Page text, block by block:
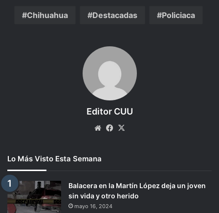
Chihuahua Destacadas Policiaca
Editor CUU
WebsiteFacebook
Lo Más Visto Esta Semana
Balacera en la Martín López deja un joven
sin vida y otro herido
mayo 16, 2024